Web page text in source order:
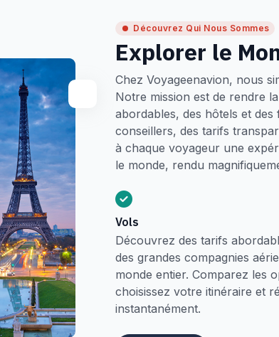
Découvrez Qui Nous Sommes
Explorer le
Chez Voyageenavion, nous
Notre mission est de rendre
abordables, des hôtels et
conseillers, des tarifs
à chaque voyageur une
le monde, rendu
Vols
Découvrez des tarifs
des grandes compagnies
monde entier. Comparez les
choisissez votre itinéraire et
instantanément.